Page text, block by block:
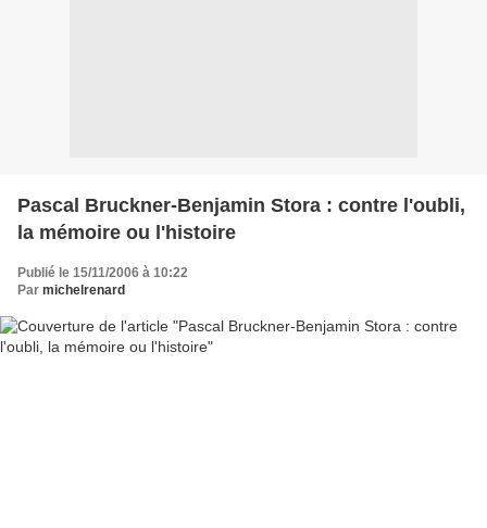
Pascal Bruckner-Benjamin Stora : contre l'oubli,
la mémoire ou l'histoire
Publié le 15/11/2006 à 10:22
Par michelrenard